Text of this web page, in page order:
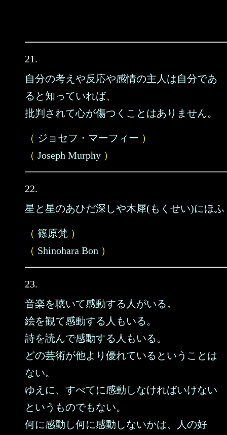
21.
自分の考えや反応や感情の主人は自分であ
ると知っていれば、
批判されて心が傷つくことはありません。
（ ジョセフ・マーフィー ）
（ Joseph Murphy ）
22.
星と星のあひだ深しや木犀(もくせい)にほふ
（ 篠原梵 ）
（ Shinohara Bon ）
23.
音楽を聴いて感動する人がいる。
絵を観て感動する人もいる。
詩を読んで感動する人もいる。
どの芸術が他より優れているということは
ない。
ゆえに、すべてに感動しなければいけない
というものでもない。
何に感動し何に感動しないかは、人の好